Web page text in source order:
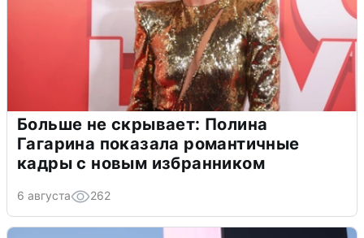
Больше не скрывает: Полина
Гагарина показала романтичные
кадры с новым избранником
6 августа 262